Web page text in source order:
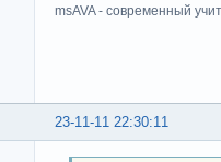
msAVA - современный
23-11-11 22:30:11